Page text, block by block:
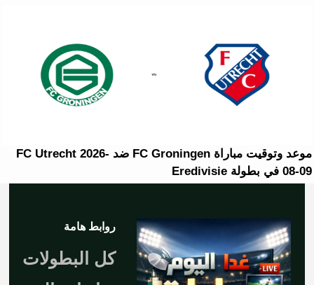
موعد وتوقيت مباراة FC Groningen ضد FC Utrecht 2026-
08-09 في بطولة Eredivisie
روابط هامة
كل البطولات